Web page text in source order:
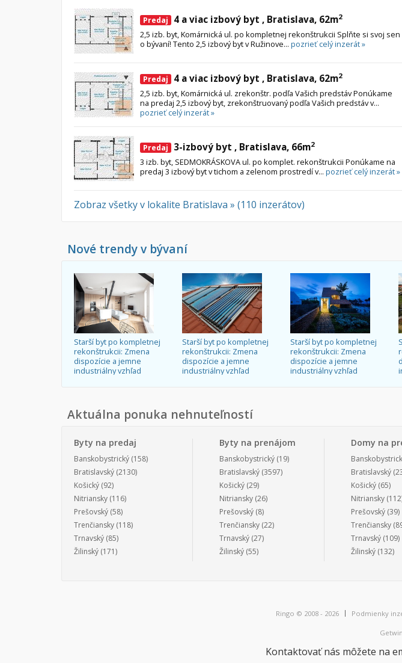
Uložiť vyhľadávanie
Predaj 4 a viac izbový byt , Bratislava, 62m2
2,5 izb. byt, Komárnická ul. po kompletnej rekonštrukcii Splňte si svoj sen
o bývaní! Tento 2,5 izbový byt v Ružinove... pozrieť celý inzerát »
Predaj 4 a viac izbový byt , Bratislava, 62m2
2,5 izb. byt, Komárnická ul. zrekonštr. podľa Vašich predstáv Ponúkame
na predaj 2,5 izbový byt, zrekonštruovaný podľa Vašich predstáv v...
pozrieť celý inzerát »
Predaj 3-izbový byt , Bratislava, 66m2
3 izb. byt, SEDMOKRÁSKOVA ul. po komplet. rekonštrukcii Ponúkame na
predaj 3 izbový byt v tichom a zelenom prostredí v... pozrieť celý inzerát »
Zobraz všetky v lokalite Bratislava » (110 inzerátov)
Nové trendy v bývaní
Starší byt po kompletnej
rekonštrukcii: Zmena
dispozície a jemne
industriálny vzhľad
Starší byt po kompletnej
rekonštrukcii: Zmena
dispozície a jemne
industriálny vzhľad
Starší byt po kompletnej
rekonštrukcii: Zmena
dispozície a jemne
industriálny vzhľad
Aktuálna ponuka nehnuteľností
Byty na predaj
Banskobystrický (158)
Bratislavský (2130)
Košický (92)
Nitriansky (116)
Prešovský (58)
Trenčiansky (118)
Trnavský (85)
Žilinský (171)
Byty na prenájom
Banskobystrický(19)
Bratislavský(3597)
Košický(29)
Nitriansky(26)
Prešovský(8)
Trenčiansky(22)
Trnavský(27)
Žilinský(55)
Domy na
Bratislavský
Košický (65)
Nitriansky
Prešovský (39)
Trenčiansky
Trnavský (109)
Žilinský (132)
Ringo © 2008 - 2026 Podmienky
Kontaktovať nás môžete na